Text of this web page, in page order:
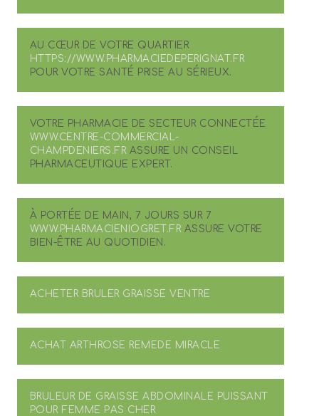
AU CŒUR DE VOTRE QUARTIER
HTTPS://WWW.PHARMACIEDEPERIGNAT.FR
POUR VOTRE SANTÉ PRISE AU SÉRIEUX.
VOTRE PHARMACIE DE SECTEUR CONNECTÉE
WWW.CENTRE-COMMERCIAL-
CHAMPDENIERS.FRASSURE UN CONSEIL
PHARMACEUTIQUE EXPERT.
À PORTÉE DE MAIN, 7 JOURS SUR 7
WWW.PHARMACIENIOGRET.FRASSURE VOTRE
BIEN-ÊTRE AU QUOTIDIEN.
ACHETER BRULER GRAISSE VENTRE
ACHAT ARTHROSE REMEDE MIRACLE
BRULEUR DE GRAISSE ABDOMINALE PUISSANT
POUR FEMME PAS CHER